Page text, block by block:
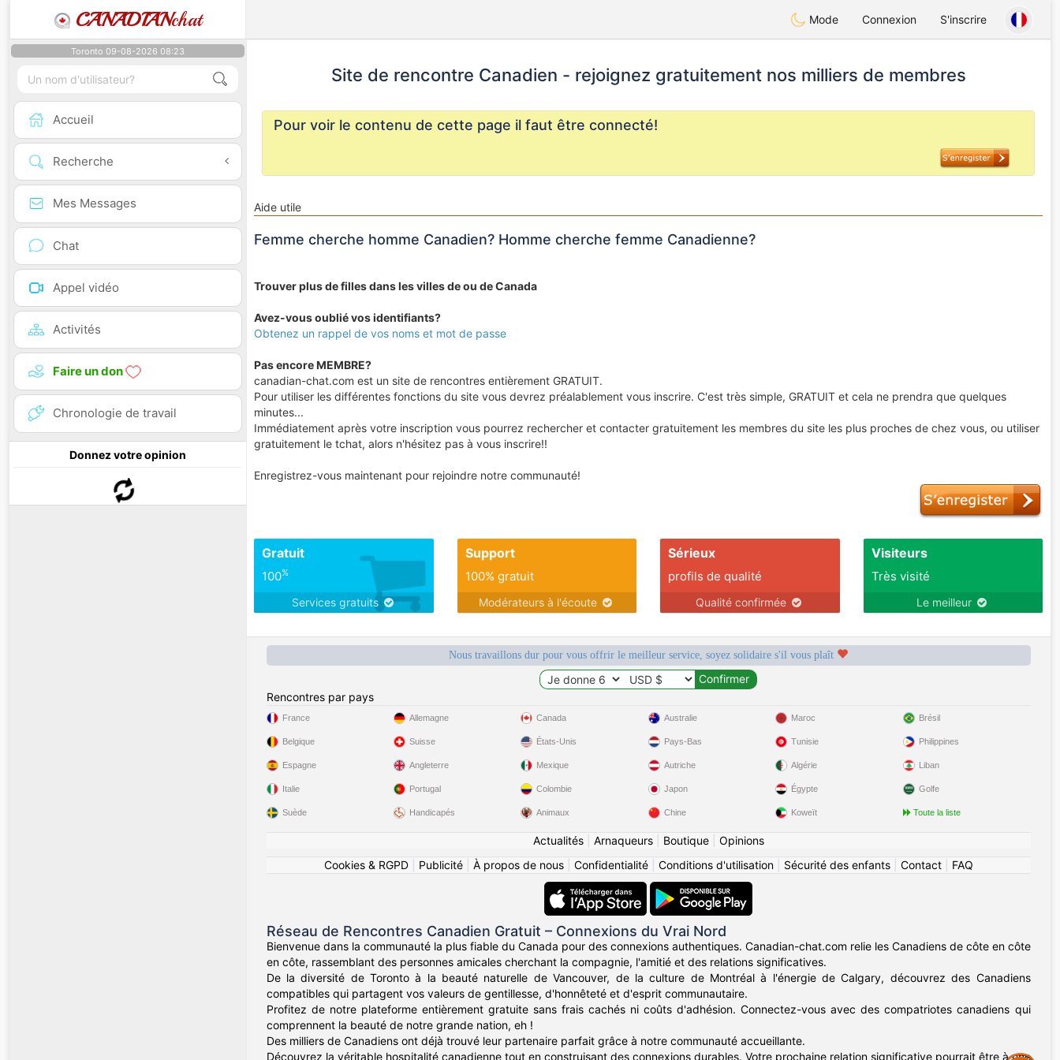
CANADIANchat Mode Connexion S'inscrire
Toronto 09-08-2026 08:23
Accueil
Recherche
Mes Messages
Chat
Appel vidéo
Activités
Faire un don
Chronologie de travail
Donnez votre opinion
Site de rencontre Canadien - rejoignez gratuitement nos milliers de membres
Pour voir le contenu de cette page il faut être connecté!
Aide utile
Femme cherche homme Canadien? Homme cherche femme Canadienne?
Trouver plus de filles dans les villes de ou de Canada
Avez-vous oublié vos identifiants?
Obtenez un rappel de vos noms et mot de passe
Pas encore MEMBRE?
canadian-chat.com est un site de rencontres entièrement GRATUIT.
Pour utiliser les différentes fonctions du site vous devrez préalablement vous inscrire. C'est très simple, GRATUIT et cela ne prendra que quelques
minutes...
Immédiatement après votre inscription vous pourrez rechercher et contacter gratuitement les membres du site les plus proches de chez vous, ou utiliser
gratuitement le tchat, alors n'hésitez pas à vous inscrire!!
Enregistrez-vous maintenant pour rejoindre notre communauté!
Gratuit
100%
Services gratuits
Support
100% gratuit
Modérateurs à l'écoute
Sérieux
profils de qualité
Qualité confirmée
Visiteurs
Très visité
Le meilleur
Nous travaillons dur pour vous offrir le meilleur service, soyez solidaire s'il vous plaît
Rencontres par pays
France
Belgique
Espagne
Italie
Suède
Allemagne
Suisse
Angleterre
Portugal
Handicapés
Canada
États-Unis
Mexique
Colombie
Animaux
Australie
Pays-Bas
Autriche
Japon
Chine
Maroc
Tunisie
Algérie
Égypte
Koweït
Brésil
Philippines
Liban
Golfe
Toute la liste
Actualités| Arnaqueurs| Boutique| Opinions
Cookies & RGPD| Publicité| À propos de nous| Confidentialité| Conditions d'utilisation| Sécurité des enfants| Contact| FAQ
Réseau de Rencontres Canadien Gratuit – Connexions du Vrai Nord
Bienvenue dans la communauté la plus fiable du Canada pour des connexions authentiques. Canadian-chat.com relie les Canadiens de côte en côte
en côte, rassemblant des personnes amicales cherchant la compagnie, l'amitié et des relations significatives.
De la diversité de Toronto à la beauté naturelle de Vancouver, de la culture de Montréal à l'énergie de Calgary, découvrez des Canadiens
compatibles qui partagent vos valeurs de gentillesse, d'honnêteté et d'esprit communautaire.
Profitez de notre plateforme entièrement gratuite sans frais cachés ni coûts d'adhésion. Connectez-vous avec des compatriotes canadiens qui
comprennent la beauté de notre grande nation, eh !
Des milliers de Canadiens ont déjà trouvé leur partenaire parfait grâce à notre communauté accueillante.
Découvrez la véritable hospitalité canadienne tout en construisant des connexions durables. Votre prochaine relation significative pourrait être à une
Assistance